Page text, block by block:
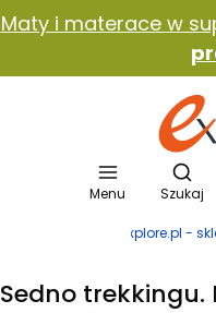
Maty i materace w
Menu Szukaj
Explore.pl -
Sedno trekkingu.